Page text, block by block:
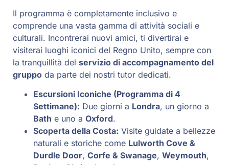
Il programma è completamente inclusivo e
comprende una vasta gamma di attività sociali e
culturali. Incontrerai nuovi amici, ti divertirai e
visiterai luoghi iconici del Regno Unito, sempre con
la tranquillità del servizio di accompagnamento del
gruppo da parte dei nostri tutor dedicati.
Escursioni Iconiche (Programma di 4
Settimane): Due giorni a Londra, un giorno a
Bath e uno a Oxford.
Scoperta della Costa: Visite guidate a bellezze
naturali e storiche come Lulworth Cove &
Durdle Door, Corfe & Swanage, Weymouth,